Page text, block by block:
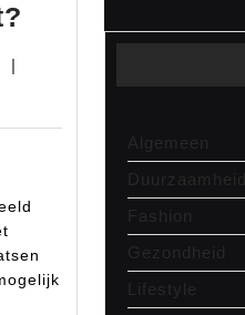
toepassingen
gebruikt?
|
Algemeen
Duurzaamheid
Fashion
Gezondheid
Lifestyle